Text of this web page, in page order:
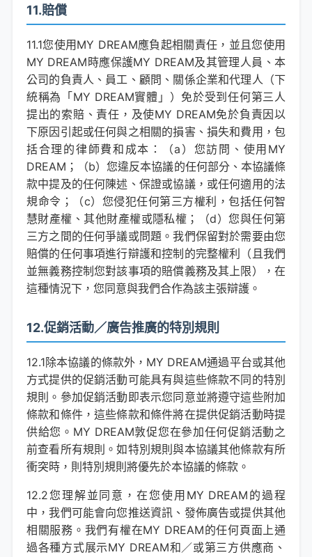
11.賠償
11.1您使用MY DREAM應負起相關責任，並且您使用
MY DREAM時應保護MY DREAM及其管理人員、本
公司的負責人、員工、顧問、關係企業和代理人（下
統稱為「MY DREAM實體」）免於受到任何第三人
提出的索賠、責任，及使MY DREAM免於負責因以
下原因引起或任何與之相關的損害、損失和費用，包
括合理的律師費和成本：（a）您訪問、使用MY
DREAM；（b）您違反本協議的任何部分、本協議條
款中提及的任何陳述、保證或協議，或任何適用的法
規命令；（c）您侵犯任何第三方權利，包括任何智
慧財產權、其他財產權或隱私權；（d）您與任何第
三方之間的任何爭議或問題。我們保留對於需要由您
賠償的任何事項進行辯護和控制的完整權利（且我們
並無義務控制您對該事項的賠償義務及其上限），在
這種情況下，您同意與我們合作為該主張辯護。
12.促銷活動／廣告推廣的特別規則
12.1除本協議的條款外，MY DREAM通過平台或其他
方式提供的促銷活動可能具有與這些條款不同的特別
規則。參加促銷活動即表示您同意並將遵守這些附加
條款和條件，這些條款和條件將在提供促銷活動時提
供給您。MY DREAM敦促您在參加任何促銷活動之
前查看所有規則。如特別規則與本協議其他條款有所
衝突時，則特別規則將優先於本協議的條款。
12.2您理解並同意，在您使用MY DREAM的過程
中，我們可能會向您推送資訊、發佈廣告或提供其他
相關服務。我們有權在MY DREAM的任何頁面上通
過各種方式展示MY DREAM和／或第三方供應商、